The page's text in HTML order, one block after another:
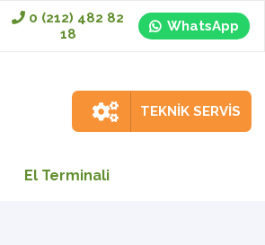
0 (212) 482 82
18
WhatsApp
TEKNİK SERVİS
El Terminali